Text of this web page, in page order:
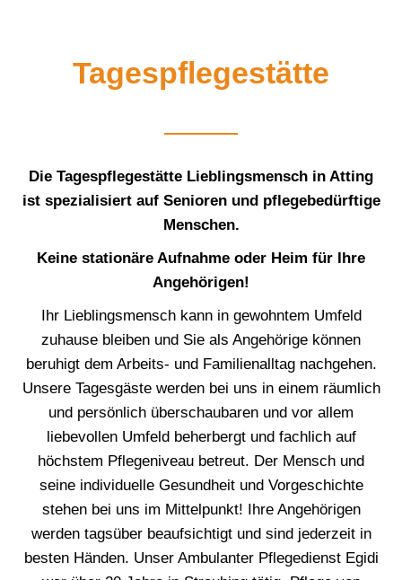
Tagespflegestätte
Die Tagespflegestätte Lieblingsmensch in Atting
ist spezialisiert auf Senioren und pflegebedürftige
Menschen.
Keine stationäre Aufnahme oder Heim für Ihre
Angehörigen!
Ihr Lieblingsmensch kann in gewohntem Umfeld
zuhause bleiben und Sie als Angehörige können
beruhigt dem Arbeits- und Familienalltag nachgehen.
Unsere Tagesgäste werden bei uns in einem räumlich
und persönlich überschaubaren und vor allem
liebevollen Umfeld beherbergt und fachlich auf
höchstem Pflegeniveau betreut. Der Mensch und
seine individuelle Gesundheit und Vorgeschichte
stehen bei uns im Mittelpunkt! Ihre Angehörigen
werden tagsüber beaufsichtigt und sind jederzeit in
besten Händen. Unser Ambulanter Pflegedienst Egidi